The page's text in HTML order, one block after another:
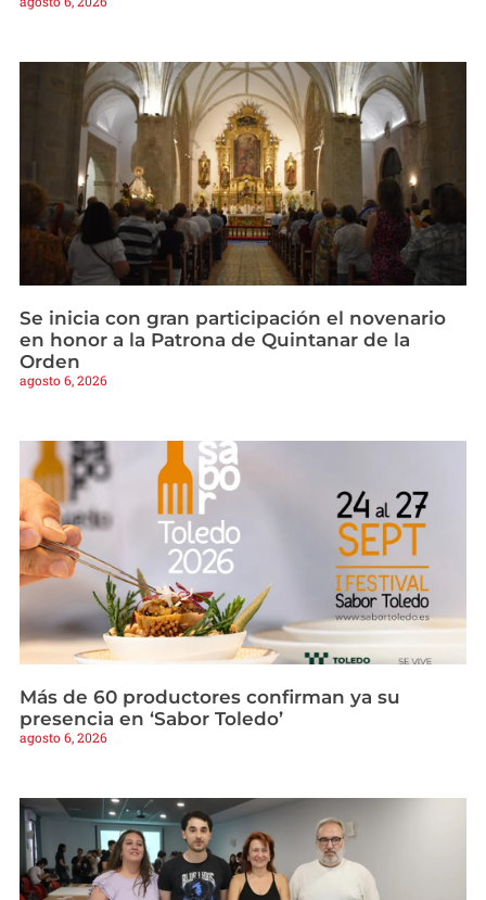
Se inicia con gran participación el novenario
en honor a la Patrona de Quintanar de la
Orden
agosto 6, 2026
Más de 60 productores confirman ya su
presencia en ‘Sabor Toledo’
agosto 6, 2026